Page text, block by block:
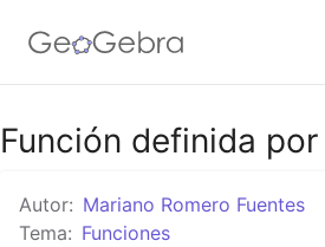
Google Classroom
GeoGebra Classroom
Función definida
Autor: Mariano Romero Fuentes
Tema: Funciones